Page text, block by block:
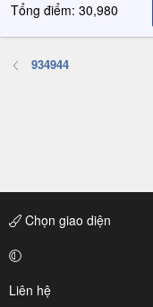
Tổng điểm: 30,980
934944
Chọn giao diện
Liên hệ